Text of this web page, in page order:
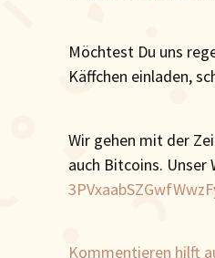
Möchtest Du uns
Käffchen einladen,
Wir gehen mit der
auch Bitcoins. Unser
Kommentieren hilft